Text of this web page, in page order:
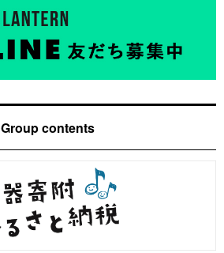
Group contents